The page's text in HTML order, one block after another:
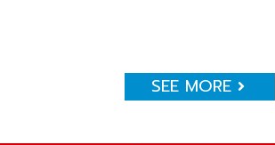
SEE MORE